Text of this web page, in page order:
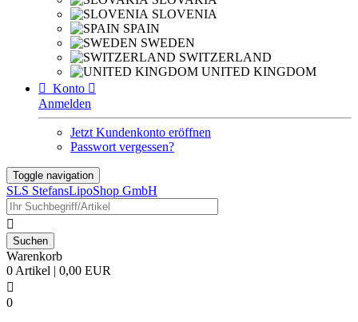
SLOVENIA
SPAIN
SWEDEN
SWITZERLAND
UNITED KINGDOM
 Konto 
Anmelden
Jetzt Kundenkonto eröffnen
Passwort vergessen?
Toggle navigation
SLS StefansLipoShop GmbH

Warenkorb
0 Artikel | 0,00 EUR

0